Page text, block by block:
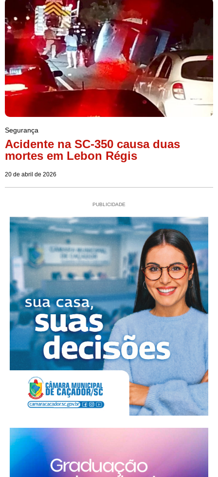
Segurança
Acidente na SC-350 causa duas
mortes em Lebon Régis
20 de abril de 2026
PUBLICIDADE